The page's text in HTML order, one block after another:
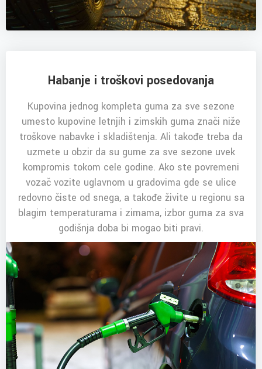
Habanje i troškovi posedovanja
Kupovina jednog kompleta guma za sve sezone
umesto kupovine letnjih i zimskih guma znači niže
troškove nabavke i skladištenja. Ali takođe treba da
uzmete u obzir da su gume za sve sezone uvek
kompromis tokom cele godine. Ako ste povremeni
vozač vozite uglavnom u gradovima gde se ulice
redovno čiste od snega, a takođe živite u regionu sa
blagim temperaturama i zimama, izbor guma za sva
godišnja doba bi mogao biti pravi.